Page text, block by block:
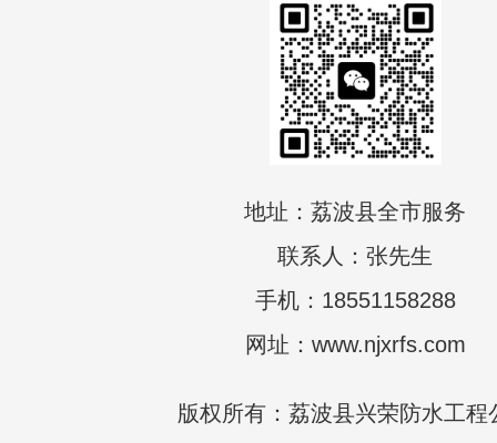
地址：荔波县全市服务
联系人：张先生
手机：18551158288
网址：www.njxrfs.com
版权所有：荔波县兴荣防水工程